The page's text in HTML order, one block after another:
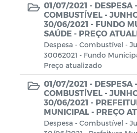
01/07/2021 - DESPESA -
COMBUSTÍVEL -
30/06/2021 - FUNDO
SAÚDE - PREÇO
Despesa - Combustível -
30062021 - Fundo
Preço atualizado
01/07/2021 - DESPESA -
COMBUSTÍVEL -
30/06/2021 -
MUNICIPAL - PREÇO
Despesa - Combustível -